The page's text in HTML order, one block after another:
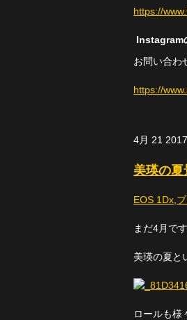
https://
お問い合わ
https://
4月 21 2017
美瑛の夏
EOS 1Dx
まだ4月で
美瑛の夏と
ロールも様